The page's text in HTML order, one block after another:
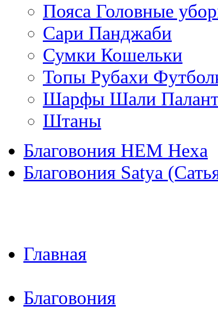
Пояса Головные
Сари Панджаби
Сумки Кошельки
Топы Рубахи
Шарфы Шали
Штаны
Благовония HEM Hexa
Благовония Satya
Главная
Благовония